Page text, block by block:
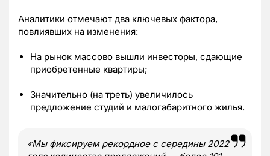
Аналитики отмечают два ключевых фактора,
повлиявших на изменения:
На рынок массово вышли инвесторы, сдающие
приобретенные квартиры;
Значительно (на треть) увеличилось
предложение студий и малогабаритного жилья.
«Мы фиксируем рекордное с середины 2022